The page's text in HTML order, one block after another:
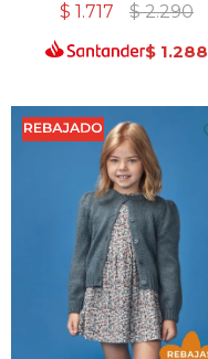
$ 1.717 $ 2.290
$ 1.288